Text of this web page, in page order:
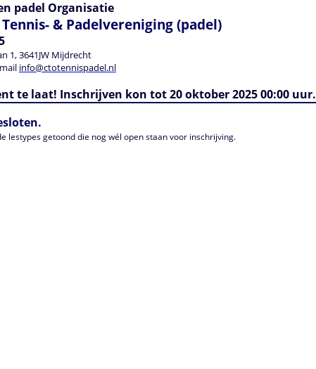
padel Organisatie
& Padelvereniging (padel)
1, 3641JW Mijdrecht
info@ctotennispadel.nl
te laat! Inschrijven kon tot 20 oktober 2025 00:00 uur.
getoond die nog wél open staan voor inschrijving.